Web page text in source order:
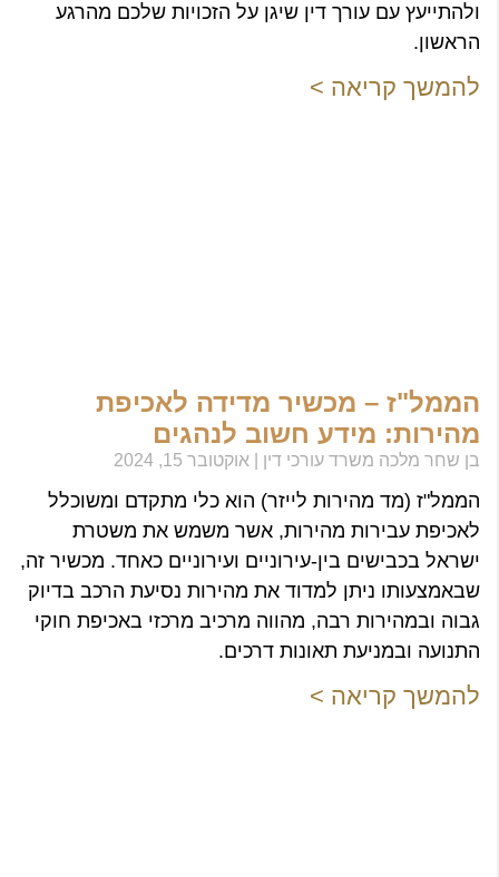
ולהתייעץ עם עורך דין שיגן על הזכויות שלכם מהרגע
הראשון.
להמשך קריאה >
הממל"ז – מכשיר מדידה לאכיפת
מהירות: מידע חשוב לנהגים
בן שחר מלכה משרד עורכי דין אוקטובר 15, 2024
הממל"ז (מד מהירות לייזר) הוא כלי מתקדם ומשוכלל
לאכיפת עבירות מהירות, אשר משמש את משטרת
ישראל בכבישים בין-עירוניים ועירוניים כאחד. מכשיר זה,
שבאמצעותו ניתן למדוד את מהירות נסיעת הרכב בדיוק
גבוה ובמהירות רבה, מהווה מרכיב מרכזי באכיפת חוקי
התנועה ובמניעת תאונות דרכים.
להמשך קריאה >